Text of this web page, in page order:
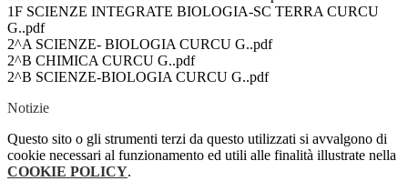
1F SCIENZE INTEGRATE BIOLOGIA-SC TERRA CURCU
G..pdf
2^A SCIENZE- BIOLOGIA CURCU G..pdf
2^B CHIMICA CURCU G..pdf
2^B SCIENZE-BIOLOGIA CURCU G..pdf
Notizie
Questo sito o gli strumenti terzi da questo utilizzati si avvalgono di
cookie necessari al funzionamento ed utili alle finalità illustrate nella
COOKIE POLICY.